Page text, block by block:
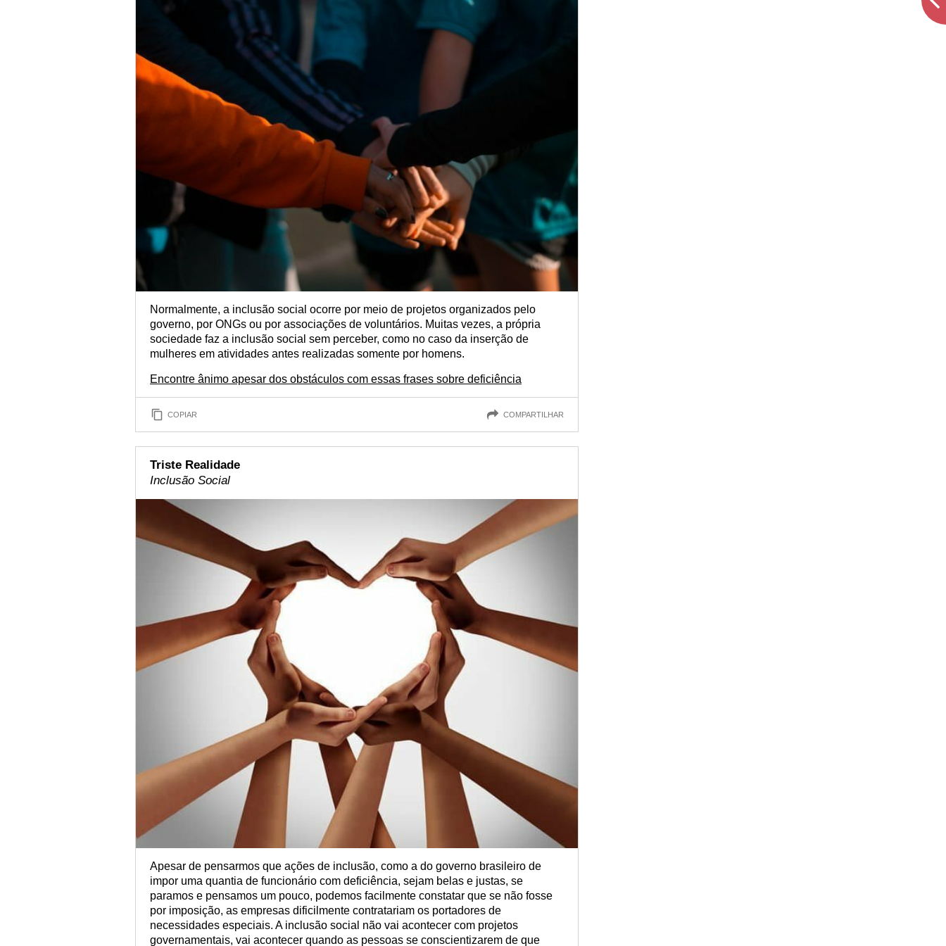
Normalmente, a inclusão social ocorre por meio de projetos organizados pelo
governo, por ONGs ou por associações de voluntários. Muitas vezes, a própria
sociedade faz a inclusão social sem perceber, como no caso da inserção de
mulheres em atividades antes realizadas somente por homens.
Encontre ânimo apesar dos obstáculos com essas frases sobre deficiência
COPIAR COMPARTILHAR
Triste Realidade
Inclusão Social
Apesar de pensarmos que ações de inclusão, como a do governo brasileiro de
impor uma quantia de funcionário com deficiência, sejam belas e justas, se
paramos e pensamos um pouco, podemos facilmente constatar que se não fosse
por imposição, as empresas dificilmente contratariam os portadores de
necessidades especiais. A inclusão social não vai acontecer com projetos
governamentais, vai acontecer quando as pessoas se conscientizarem de que